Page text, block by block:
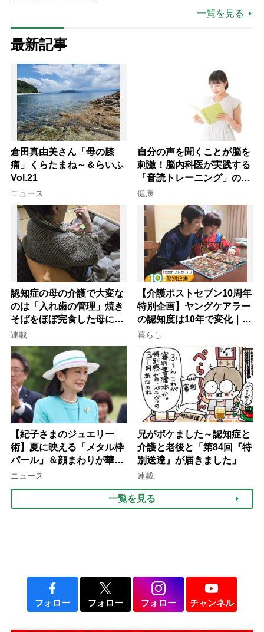
一覧を見る
最新記事
倉田真由美さん「母の膝
痛」くらたまね～＆らいふ
Vol.21
ニュース
自分の声を聞くことが脳を
刺激！脳内科医が実践する
「音読トレーニング」の極
意
健康
認知症の母の介護で大変な
のは「入れ歯の管理」焼き
そばをほぼ完食した母に息
子が血の気が引いた理由
連載
【介護ポストセブン10周年
特別企画】ヤングケアラー
の認知度は10年で変化｜流
行語大賞にノミネート、法
律にも明記されたが果たし
て現在は？
暮らし
【紀子さまのジュエリー
術】夏に映える「メタル枠
パール」＆顔まわりが華や
ぐ「揺れる一粒」の使い分
ニュース
兄がボケました～認知症と
介護と老後と「第84回『特
別送達』が届きました」
連載
一覧を見る
フォロー フォロー フォロー チャンネル